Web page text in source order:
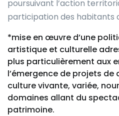
poursuivant l’action
participation des habitants
*mise en œuvre d’une
artistique et culturelle
plus particulièrement aux
l’émergence de projets de
culture vivante, variée,
domaines allant du
patrimoine.